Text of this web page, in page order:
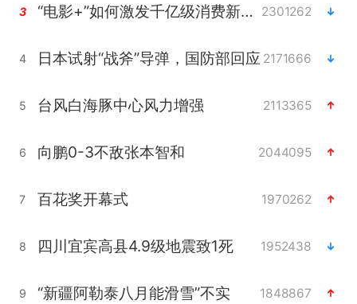
3 “电影+”如何激发千亿级消费新活力？ 2301262
4 日本试射“战斧”导弹，国防部回应 2171666
5 台风白海豚中心风力增强 2113365
6 向鹏0-3不敌张本智和 2044095
7 百花奖开幕式 1970262
8 四川宜宾高县4.9级地震致1死 1952438
9 “新疆阿勒泰八月能滑雪”不实 1848867